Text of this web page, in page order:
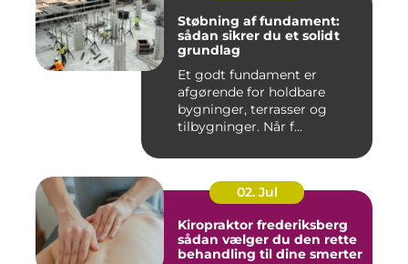
Støbning af fundament:
sådan sikrer du et solidt
grundlag
Et godt fundament er
afgørende for holdbare
bygninger, terrasser og
tilbygninger. Når f...
02. Jul
Kiropraktor frederiksberg
sådan vælger du den rette
behandling til dine smerter